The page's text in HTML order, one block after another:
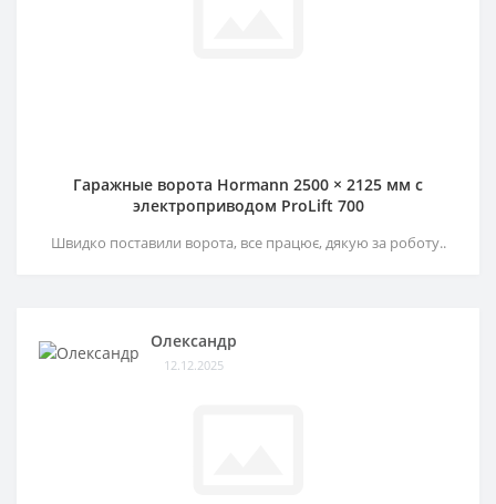
Гаражные ворота Hormann 2500 × 2125 мм c
электроприводом ProLift 700
Швидко поставили ворота, все працює, дякую за роботу..
Олександр
12.12.2025